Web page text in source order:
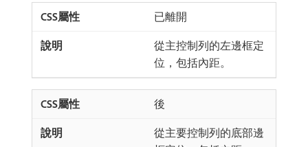
已離開
從主控制列的左邊框定
位，包括內距。
後
從主要控制列的底部邊